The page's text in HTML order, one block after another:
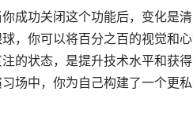
成功关闭这个功能后，变化是
，你可以将百分之百的视觉和
的状态，是提升技术水平和获
场中，你为自己构建了一个更